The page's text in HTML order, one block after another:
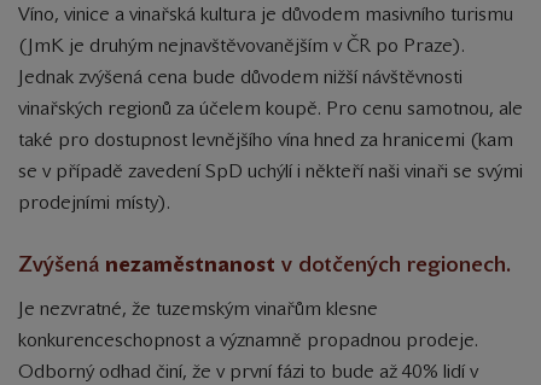
Víno, vinice a vinařská kultura je důvodem masivního turismu
(JmK je druhým nejnavštěvovanějším v ČR po Praze).
Jednak zvýšená cena bude důvodem nižší návštěvnosti
vinařských regionů za účelem koupě. Pro cenu samotnou, ale
také pro dostupnost levnějšího vína hned za hranicemi (kam
se v případě zavedení SpD uchýlí i někteří naši vinaři se svými
prodejními místy).
Zvýšená nezaměstnanost v dotčených regionech.
Je nezvratné, že tuzemským vinařům klesne
konkurenceschopnost a významně propadnou prodeje.
Odborný odhad činí, že v první fázi to bude až 40% lidí v